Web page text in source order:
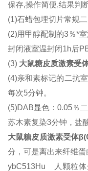
保存,操作简便,结果判
(1)石蜡包埋切片常规
(2)用甲醇配制的3％*
封闭液室温封闭1h后
(3) 大鼠糖皮质激素受
(4)亲和素标记的二抗
每次5分钟。
(5)DAB显色：0.05％
苏木素复染3分钟，盐
大鼠糖皮质激素受体
分，可是离出来纤维蛋
ybC513Hu 人颗粒体